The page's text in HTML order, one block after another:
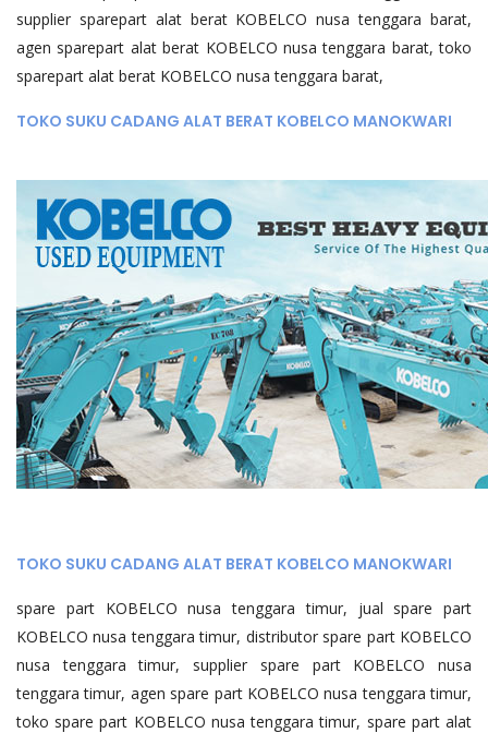
supplier sparepart alat berat KOBELCO nusa tenggara barat,
agen sparepart alat berat KOBELCO nusa tenggara barat, toko
sparepart alat berat KOBELCO nusa tenggara barat,
TOKO SUKU CADANG ALAT BERAT KOBELCO MANOKWARI
TOKO SUKU CADANG ALAT BERAT KOBELCO MANOKWARI
spare part KOBELCO nusa tenggara timur, jual spare part
KOBELCO nusa tenggara timur, distributor spare part KOBELCO
nusa tenggara timur, supplier spare part KOBELCO nusa
tenggara timur, agen spare part KOBELCO nusa tenggara timur,
toko spare part KOBELCO nusa tenggara timur, spare part alat